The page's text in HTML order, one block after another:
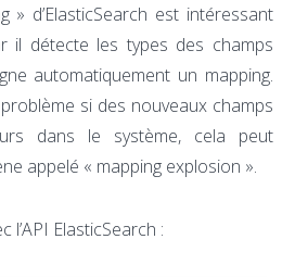
» d’ElasticSearch est intéressant
il détecte les types des champs
automatiquement un mapping.
si des nouveaux champs
dans le système, cela peut
appelé « mapping explosion ».
l’API ElasticSearch :